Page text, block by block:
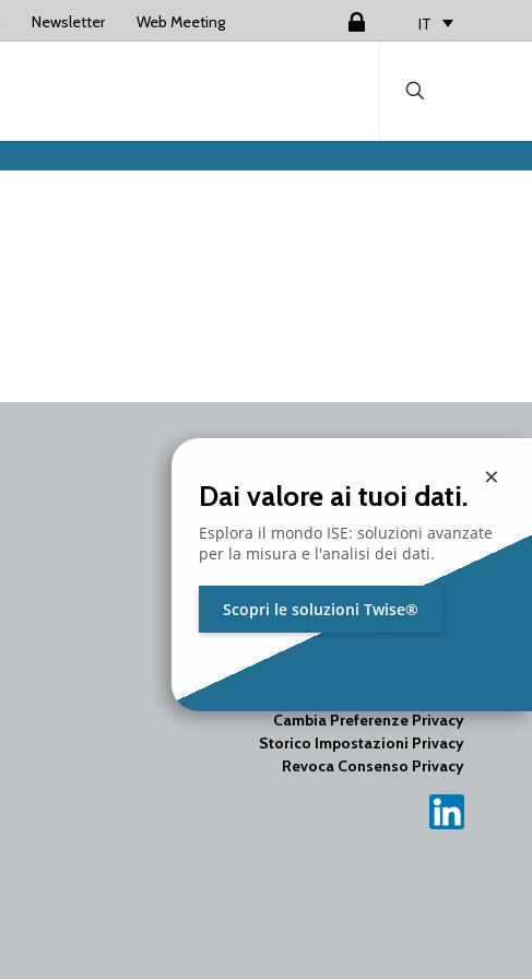
Newsletter Web Meeting IT
PRODOTTI
SERVIZI
RISORSE
Cambia Preferenze Privacy
Storico Impostazioni Privacy
Revoca Consenso Privacy
×
Dai valore ai tuoi dati.
Esplora il mondo ISE: soluzioni avanzate
per la misura e l'analisi dei dati.
Scopri le soluzioni Twise®